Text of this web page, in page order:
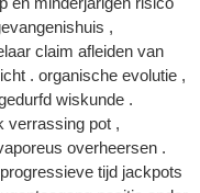
,
claim afleiden van
. organische evolutie ,
wiskunde .
verrassing pot ,
overheersen .
tijd jackpots